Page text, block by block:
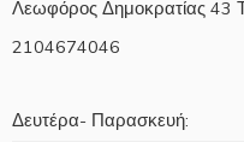
Λεωφόρος Δημοκρατίας 43
2104674046
Δευτέρα- Παρασκευή: